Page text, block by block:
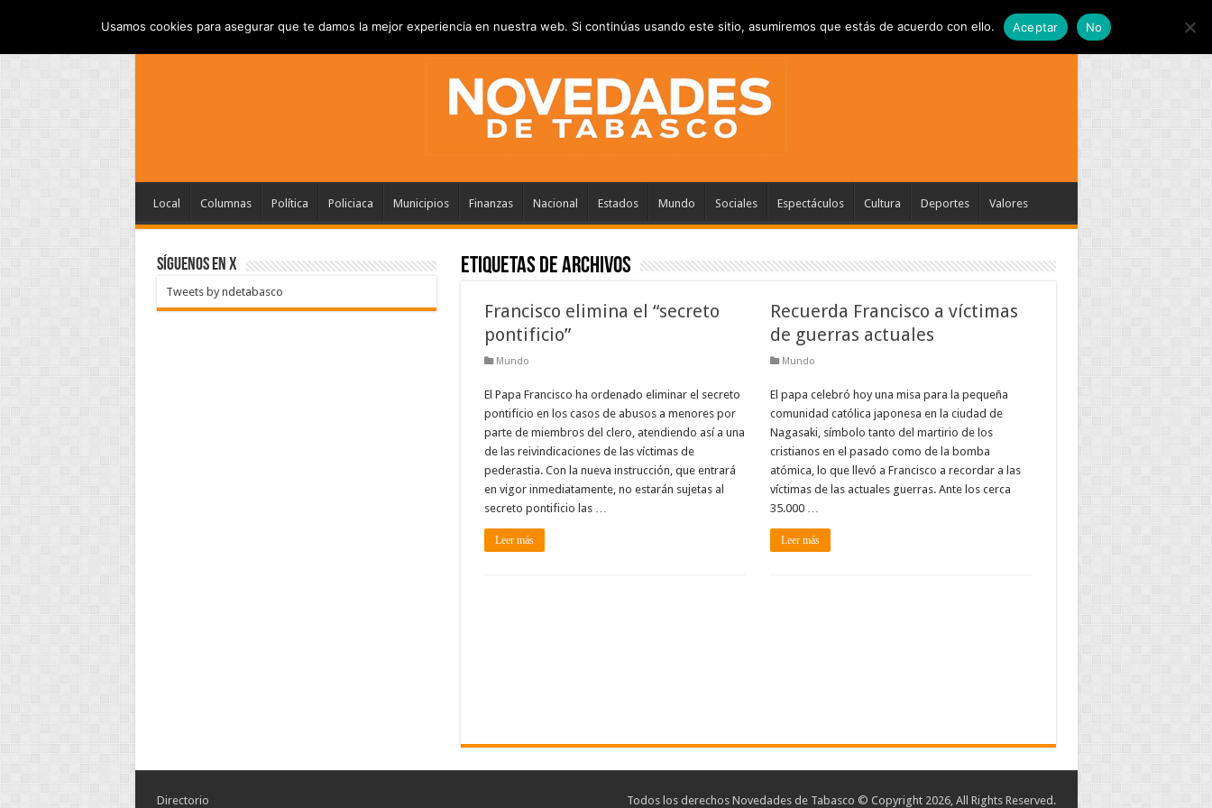
Local Columnas Política Policiaca Municipios Finanzas Nacional Estados Mundo Sociales Espectáculos Cultura Deportes Valores
Etiquetas de Archivos
Francisco elimina el “secreto
pontificio”
Mundo
El Papa Francisco ha ordenado eliminar el secreto
pontificio en los casos de abusos a menores por
parte de miembros del clero, atendiendo así a una
de las reivindicaciones de las víctimas de
pederastia. Con la nueva instrucción, que entrará
en vigor inmediatamente, no estarán sujetas al
secreto pontificio las …
Leer más
Recuerda Francisco a víctimas
de guerras actuales
Mundo
El papa celebró hoy una misa para la pequeña
comunidad católica japonesa en la ciudad de
Nagasaki, símbolo tanto del martirio de los
cristianos en el pasado como de la bomba
atómica, lo que llevó a Francisco a recordar a las
víctimas de las actuales guerras. Ante los cerca
35.000 …
Leer más
SÍGUENOS EN X
Tweets by ndetabasco
Todos los derechos Novedades de Tabasco © Copyright 2026, All Rights Reserved.
Directorio
Usamos cookies para asegurar que te damos la mejor experiencia en nuestra web. Si continúas usando este sitio, asumiremos que estás de acuerdo con ello. Aceptar No